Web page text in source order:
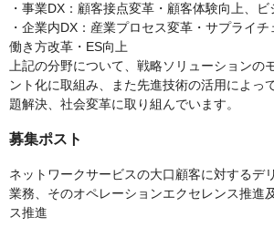
・事業DX：顧客接点変革・顧客体験向上、
・企業内DX：産業プロセス変革・サプライチ
働き方改革・ES向上
上記の分野について、戦略ソリューションの
ント化に取組み、また先進技術の活用によっ
題解決、社会変革に取り組んでいます。
募集ポスト
ネットワークサービスの大口顧客に対するデ
業務、そのオペレーションエクセレンス推進
ス推進